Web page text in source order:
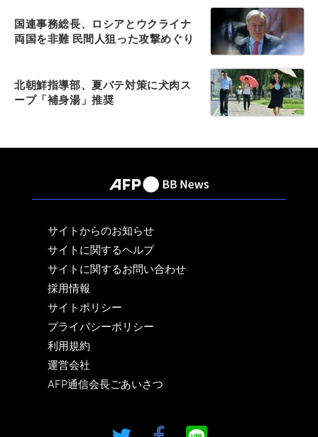
国連事務総長、ロシアとウクライナ
両国を非難 民間人狙った攻撃めぐり
北朝鮮指導部、夏バテ対策に犬肉ス
ープ「補身湯」推奨
サイトからのお知らせ
サイトに関するヘルプ
サイトに関するお問い合わせ
採用情報
サイトポリシー
プライバシーポリシー
利用規約
運営会社
AFP通信会長ごあいさつ